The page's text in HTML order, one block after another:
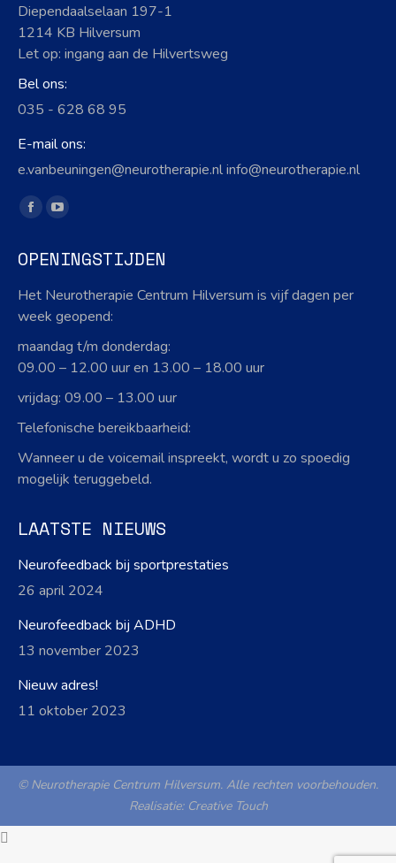
Diependaalselaan 197-1
1214 KB Hilversum
Let op: ingang aan de Hilvertsweg
Bel ons:
035 - 628 68 95
E-mail ons:
e.vanbeuningen@neurotherapie.nl info@neurotherapie.nl
Vind ons op:
Facebook
opens
in
new
YouTube
opens
new
OPENINGSTIJDEN
Het Neurotherapie Centrum Hilversum is vijf dagen per
week geopend:
maandag t/m donderdag:
09.00 – 12.00 uur en 13.00 – 18.00 uur
vrijdag: 09.00 – 13.00 uur
Telefonische bereikbaarheid:
Wanneer u de voicemail inspreekt, wordt u zo spoedig
mogelijk teruggebeld.
LAATSTE NIEUWS
Neurofeedback bij sportprestaties
26 april 2024
Neurofeedback bij ADHD
13 november 2023
Nieuw adres!
11 oktober 2023
© Neurotherapie Centrum Hilversum. Alle rechten voorbehouden.
Realisatie: Creative Touch